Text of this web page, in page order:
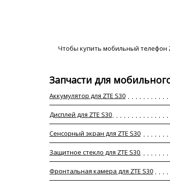
Чтобы купить мобильный телефон
Запчасти для
Аккумулятор для ZTE S30
Дисплей для ZTE S30
Сенсорный экран для ZTE S30
Защитное стекло для ZTE S30
Фронтальная камера для ZTE S30